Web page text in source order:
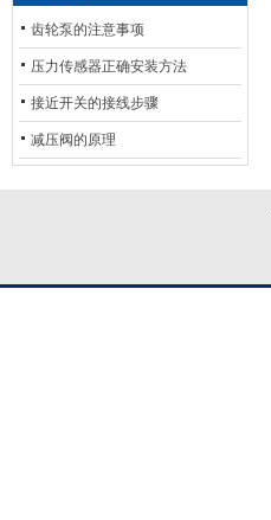
齿轮泵的注意事项
压力传感器正确安装方法
接近开关的接线步骤
减压阀的原理